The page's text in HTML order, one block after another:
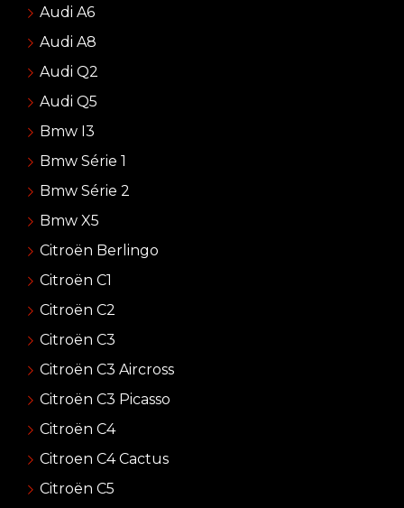
Audi A6
Audi A8
Audi Q2
Audi Q5
Bmw I3
Bmw Série 1
Bmw Série 2
Bmw X5
Citroën Berlingo
Citroën C1
Citroën C2
Citroën C3
Citroën C3 Aircross
Citroën C3 Picasso
Citroën C4
Citroen C4 Cactus
Citroën C5